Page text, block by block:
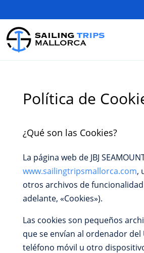
Política de
¿Qué son las Cookies?
La página web de JBJ
www.sailingtripsmallorca.com,
otros archivos de
adelante, «Cookies»).
Las cookies son pequeños
que se envían al ordenador del
teléfono móvil u otro